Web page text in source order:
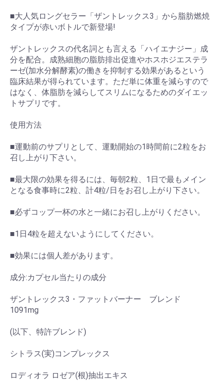
■大人気ロングセラー「ザントレックス3」から脂肪燃焼
タイプが赤いボトルで新登場!
ザントレックスの代名詞とも言える「ハイエナジー」成
分を配合。成熟細胞の脂肪排出促進やホスホジエステラ
ーゼ(加水分解酵素)の働きを抑制する効果があるという
臨床結果が得られています。ただ単に体重を減らすので
はなく、体脂肪を減らしてスリムになるためのダイエッ
トサプリです。
使用方法
■運動前のサプリとして、運動開始の1時間前に2粒をお
召し上がり下さい。
■最大限の効果を得るには、毎朝2粒、1日で最もメイン
となる食事時に2粒、計4粒/日をお召し上がり下さい。
■必ずコップ一杯の水と一緒にお召し上がりください。
■1日4粒を超えないようにしてください。
■効果には個人差があります。
成分:カプセル当たりの成分
ザントレックス3・ファットバーナー ブレンド
1091mg
(以下、特許ブレンド)
シトラス(実)コンプレックス
ロディオラ ロゼア(根)抽出エキス